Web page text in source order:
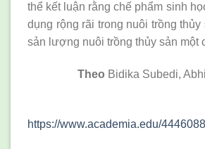
thể kết luận rằng chế phẩm sinh
dụng rộng rãi trong nuôi trồng
sản lượng nuôi trồng thủy sản một
Theo Bidika Subedi,
https://www.academia.edu/